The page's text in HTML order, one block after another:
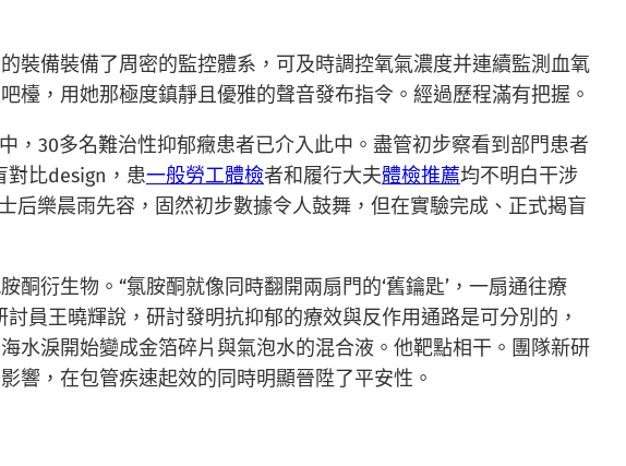
裝備裝備了周密的監控體系，可及時調控氧氣濃度并連續監測血氧
檯，用她那極度鎮靜且優雅的聲音發布指令。經過歷程滿有把握。
30多名難治性抑郁癥患者已介入此中。盡管初步察看到部門患者
對比design，患一般勞工體檢者和履行大夫體檢推薦均不明白干涉
后樂晨雨先容，固然初步數據令人鼓舞，但在實驗完成、正式揭盲
酮衍生物。“氯胺酮就像同時翻開兩扇門的‘舊鑰匙’，一扇通往療
員王曉輝說，研討發明抗抑郁的療效與反作用通路是可分別的，
水淚開始變成金箔碎片與氣泡水的混合液。他靶點相干。團隊新研
響，在包管疾速起效的同時明顯晉陞了平安性。